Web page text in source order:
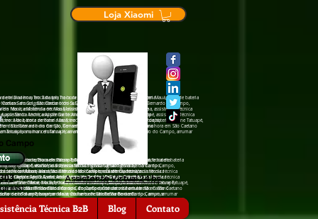
Diadema, Troca de tela na hora em Tatuapé, Troca de tela na hora em Mauá, troca de bateria
Sansumg São Caetano do Sul, assistência †écnica Sansumg São Bernardo do Campo,
†écnica Motorola em Mauá, assistência †écnica Motorola em Diadema, assistência †écnica
†écnica Apple Santo André, assistência †écnica Apple Tatuapé, assistência †écnica
de bateria zenfone Mauá, troca de bateria zenfone Tatuapé, troca de bateria iPhone Tatuapé,
de celular na hora em São Bernardo do Campo, Conserto de celular na hora em São Caetano
celular na hora emTatuapé, arrumar celular na hora em São Bernardo do Campo, arrumar
de tela na hora em Tatuapé, Troca de tela na hora em Mauá, troca de bateria
São Caetano do Sul, assistência †écnica Sansumg São Bernardo do Campo,
em Mauá, assistência †écnica Motorola em Diadema, assistência †écnica
Apple Santo André, assistência †écnica Apple Tatuapé, assistência †écnica
zenfone Mauá, troca de bateria zenfone Tatuapé, troca de bateria iPhone Tatuapé,
hora em São Bernardo do Campo, Conserto de celular na hora em São Caetano
emTatuapé, arrumar celular na hora em São Bernardo do Campo, arrumar
em Diadema, Troca de tela na hora em Tatuapé, Troca de tela na hora
Tatuapé, assistência †écnica Sansumg São Caetano do Sul,
†écnica Motorola em São Bernardo do Campo, assistência †écnica
Caetano do Sul, assistência †écnica Zenfone Tatuapé, assistência
São Caetano o Sul, troca de bateria zenfone São Bernardo do
de bateria iPhone São Bernardo do Campo, Conserto de celular na
de celular na hora em Mauá, Conserto de celular na hora em
celular na hora em Diadema.
Troca de tela na hora em Tatuapé, Troca de tela na hora em Mauá, troca de bateria
São Caetano do Sul, assistência †écnica Sansumg São Bernardo do Campo,
Motorola em Mauá, assistência †écnica Motorola em Diadema, assistência †écnica
†écnica Apple Santo André, assistência †écnica Apple Tatuapé, assistência †écnica
bateria zenfone Mauá, troca de bateria zenfone Tatuapé, troca de bateria iPhone Tatuapé,
na hora em São Bernardo do Campo, Conserto de celular na hora em São Caetano
na hora emTatuapé, arrumar celular na hora em São Bernardo do Campo, arrumar
tela na hora em Tatuapé, Troca de tela na hora em Mauá, troca de bateria
do Sul, assistência †écnica Sansumg São Bernardo do Campo,
Mauá, assistência †écnica Motorola em Diadema, assistência †écnica
Santo André, assistência †écnica Apple Tatuapé, assistência †écnica
Mauá, troca de bateria zenfone Tatuapé, troca de bateria iPhone Tatuapé,
São Bernardo do Campo, Conserto de celular na hora em São Caetano
arrumar celular na hora em São Bernardo do Campo, arrumar
Loja Xiaomi
Campo
Assistente Virtual 24 hs
Técnica B2B Blog Contato